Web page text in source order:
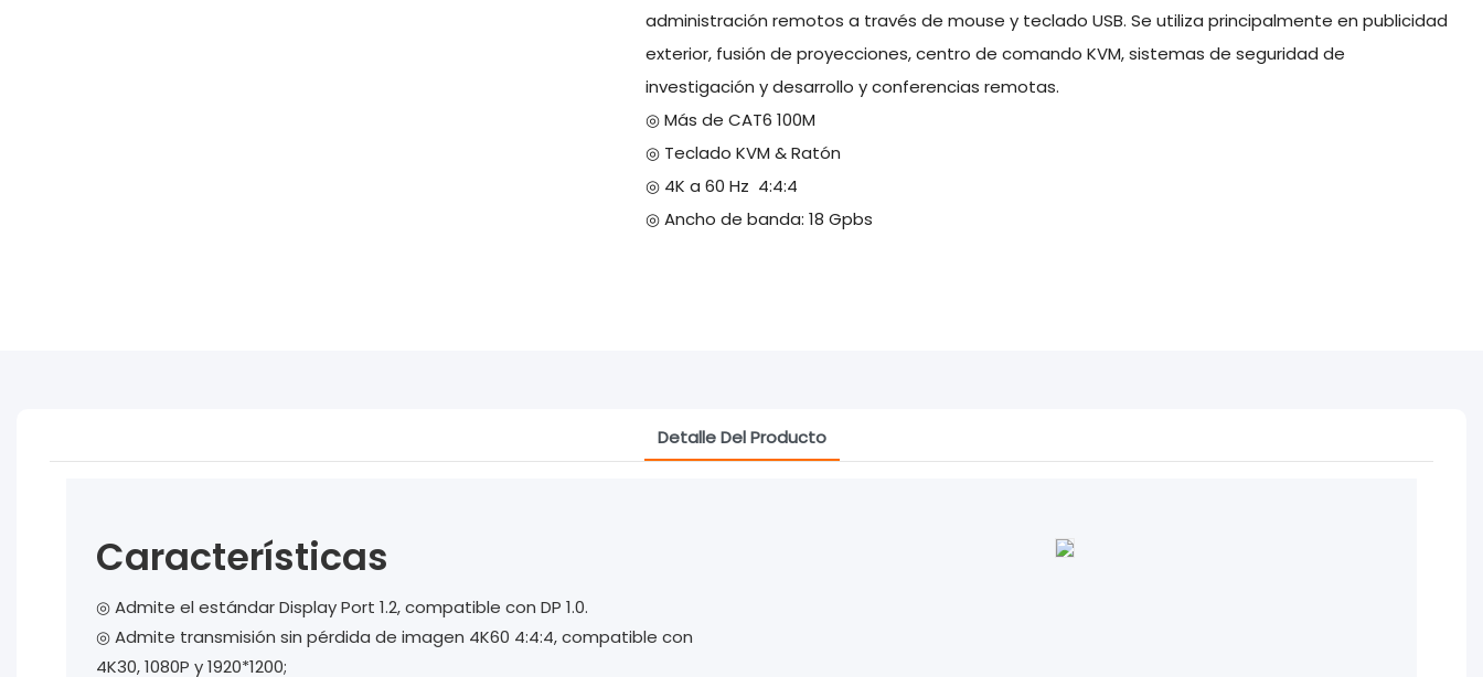
administración remotos a través de mouse y teclado USB. Se utiliza principalmente en publicidad
exterior, fusión de proyecciones, centro de comando KVM, sistemas de seguridad de
investigación y desarrollo y conferencias remotas.
◎ Más de CAT6 100M
◎ Teclado KVM & Ratón
◎ 4K a 60 Hz 4:4:4
◎ Ancho de banda: 18 Gpbs
Detalle Del Producto
Características
◎ Admite el estándar Display Port 1.2, compatible con DP 1.0.
◎Admite transmisión sin pérdida de imagen 4K60 4:4:4, compatible con
4K30, 1080P y 1920*1200;